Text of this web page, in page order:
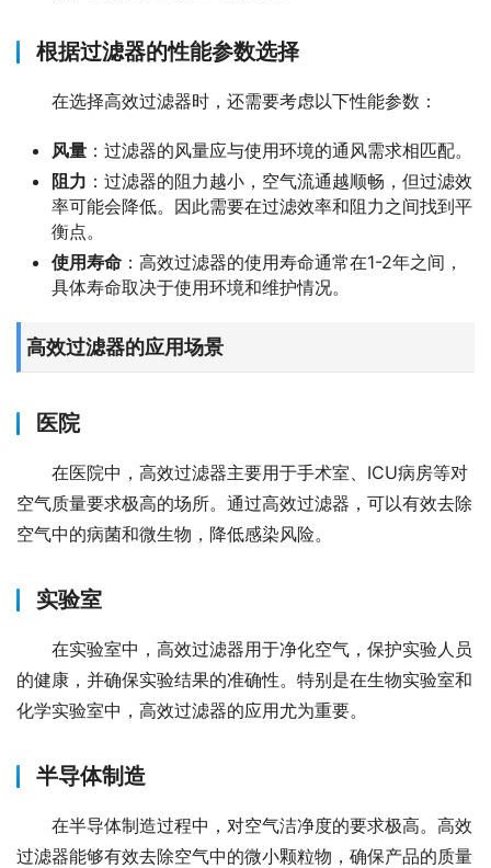
根据过滤器的性能参数选择
在选择高效过滤器时，还需要考虑以下性能参数：
风量 ：过滤器的风量应与使用环境的通风需求相匹配。
阻力 ：过滤器的阻力越小，空气流通越顺畅，但过滤效
率可能会降低。因此需要在过滤效率和阻力之间找到平
衡点。
使用寿命 ：高效过滤器的使用寿命通常在1-2年之间，
具体寿命取决于使用环境和维护情况。
高效过滤器的应用场景
医院
在医院中，高效过滤器主要用于手术室、ICU病房等对
空气质量要求极高的场所。通过高效过滤器，可以有效去除
空气中的病菌和微生物，降低感染风险。
实验室
在实验室中，高效过滤器用于净化空气，保护实验人员
的健康，并确保实验结果的准确性。特别是在生物实验室和
化学实验室中，高效过滤器的应用尤为重要。
半导体制造
在半导体制造过程中，对空气洁净度的要求极高。高效
过滤器能够有效去除空气中的微小颗粒物，确保产品的质量